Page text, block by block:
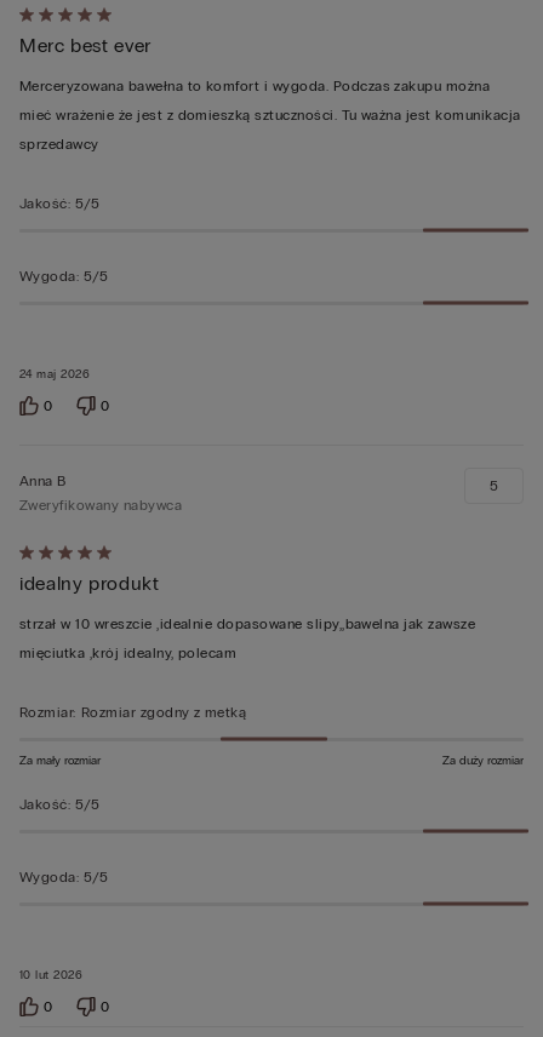
Ocena
5
z
5
24 maj 2026
Merc best ever
Merceryzowana bawełna to komfort i wygoda. Podczas zakupu można
mieć wrażenie że jest z domieszką sztuczności. Tu ważna jest komunikacja
sprzedawcy
Jakość: 5/5
Wygoda: 5/5
0 0
Ocena
5
z
5
10 lut 2026
Anna B
Zweryfikowany nabywca
idealny produkt
strzał w 10 wreszcie ,idealnie dopasowane slipy,,bawelna jak zawsze
mięciutka ,krój idealny, polecam
5
Rozmiar: Rozmiar zgodny z metką
Za mały rozmiar Za duży rozmiar
Jakość: 5/5
Wygoda: 5/5
0 0